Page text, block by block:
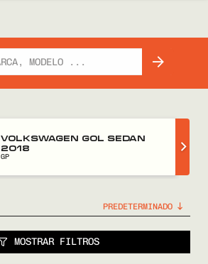
VOLKSWAGEN GOL SEDAN
2018
GP
MOSTRAR FILTROS